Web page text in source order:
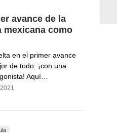
avance de la
mexicana como
en el primer avance
de todo: ¡con una
Aquí…